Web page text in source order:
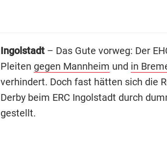
Ingolstadt– Das Gute vorweg: Der
Pleiten gegen Mannheim und in
verhindert. Doch fast hätten sich die
Derby beim ERC Ingolstadt durch
gestellt.